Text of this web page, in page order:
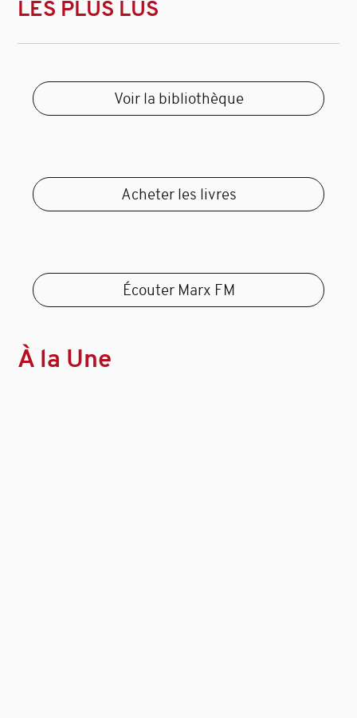
À la Une
LES PLUS LUS
Voir la bibliothèque
Acheter les livres
Écouter Marx FM